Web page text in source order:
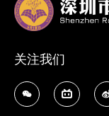
关注我们